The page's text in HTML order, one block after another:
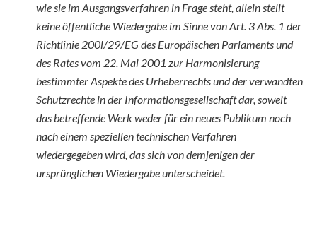
wie sie im Ausgangsverfahren in Frage steht, allein stellt
keine öffentliche Wiedergabe im Sinne von Art. 3 Abs. 1 der
Richtlinie 200l/29/EG des Europäischen Parlaments und
des Rates vom 22. Mai 2001 zur Harmonisierung
bestimmter Aspekte des Urheberrechts und der verwandten
Schutzrechte in der Informationsgesellschaft dar, soweit
das betreffende Werk weder für ein neues Publikum noch
nach einem speziellen technischen Verfahren
wiedergegeben wird, das sich von demjenigen der
ursprünglichen Wiedergabe unterscheidet.